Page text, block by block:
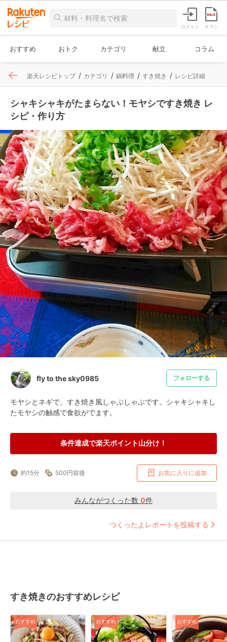
ログイン チラシ
おすすめ おトク カテゴリ 献立 コラム
楽天レシピトップ カテゴリ 鍋料理 すき焼き レシピ詳細
シャキシャキがたまらない！モヤシですき焼き レ
シピ・作り方
fly to the sky0985 フォローする
モヤシとネギで、すき焼き風しゃぶしゃぶです。シャキシャキし
たモヤシの触感で食欲がでます。
条件達成で楽天ポイント山分け！
約15分 500円前後 お気に入りに追加
みんながつくった数 0件
つくったよレポートを投稿する
すき焼きのおすすめレシピ
おすすめ おすすめ おすすめ